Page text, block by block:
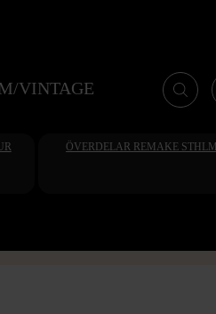
VINTAGE
ÖVERDELAR REMAKE STHLM